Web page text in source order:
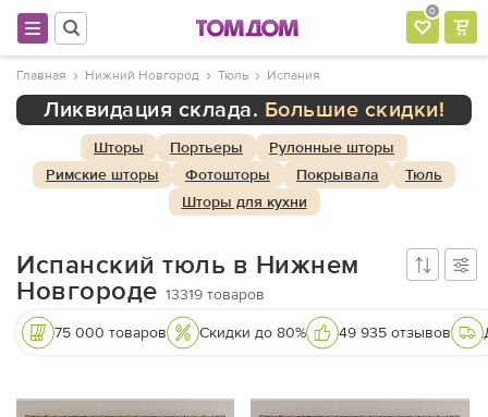
0
Главная Нижний Новгород Тюль Испания
Ликвидация склада. Большие скидки!
Шторы Портьеры
Рулонные шторы
Римские шторы
Фотошторы Покрывала
Тюль
Шторы для кухни
Испанский тюль в Нижнем
Новгороде 13319 товаров
75 000 товаров Скидки до 80% 49 935 отзывов